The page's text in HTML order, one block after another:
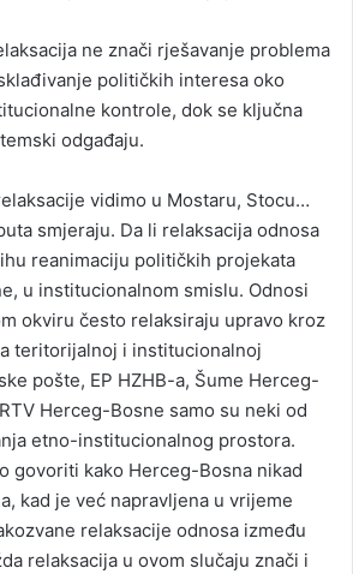
ne znači rješavanje problema
političkih interesa oko
kontrole, dok se ključna
odgađaju.
vidimo u Mostaru, Stocu…
smjeraju. Da li relaksacija odnosa
reanimaciju političkih projekata
u institucionalnom smislu. Odnosi
okviru često relaksiraju upravo kroz
teritorijalnoj i institucionalnoj
pošte, EP HZHB-a, Šume Herceg-
Herceg-Bosne samo su neki od
etno-institucionalnog prostora.
govoriti kako Herceg-Bosna nikad
kad je već napravljena u vrijeme
relaksacije odnosa između
relaksacija u ovom slučaju znači i